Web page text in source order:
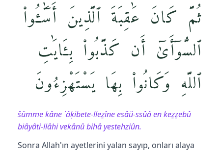
ثُمَّ كَانَ عَٰقِبَةَ ٱلَّذِينَ أَسَٰٓـُٔوا۟
ٱلسُّوٓأَىٰٓ أَن كَذَّبُوا۟ بِـَٔايَٰتِ
ٱللَّهِ وَكَانُوا۟ بِهَا يَسْتَهْزِءُونَ
ŝümme kâne `âḳibete-lleẕîne esâü-ssûâ en keẕẕebû
biâyâti-llâhi vekânû bihâ yestehziûn.
Sonra Allah'ın ayetlerini yalan sayıp, onları alaya